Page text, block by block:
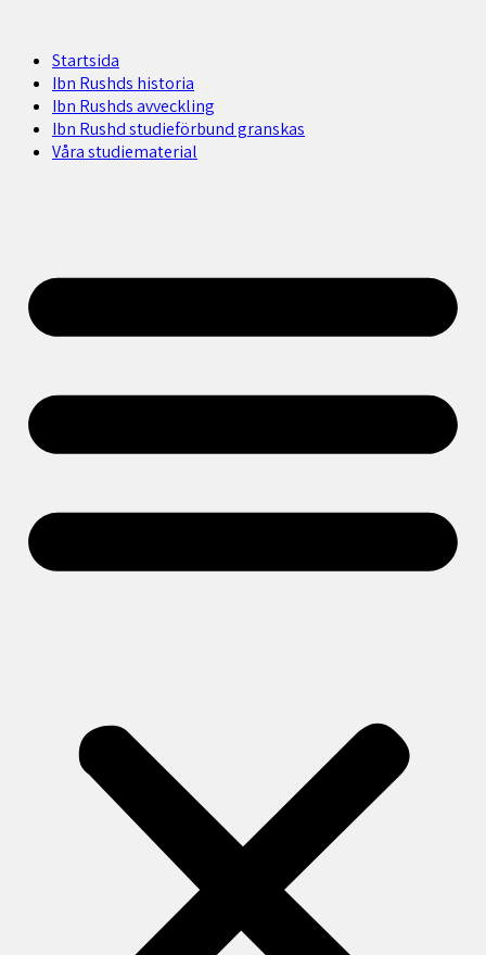
Startsida
Ibn Rushds historia
Ibn Rushds avveckling
Ibn Rushd studieförbund granskas​
Våra studiematerial